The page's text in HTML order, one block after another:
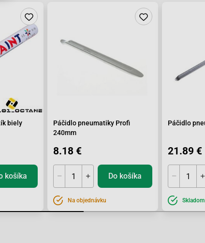
biely
košíka
Páčidlo pneumatiky Profi
240mm
8.18 €
Do košíka
Na objednávku
Páčidlo
21.89 €
Skladom